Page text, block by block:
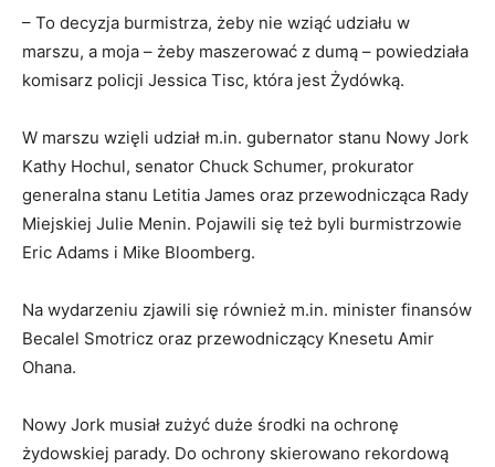
– To decyzja burmistrza, żeby nie wziąć udziału w
marszu, a moja – żeby maszerować z dumą – powiedziała
komisarz policji Jessica Tisc, która jest Żydówką.
W marszu wzięli udział m.in. gubernator stanu Nowy Jork
Kathy Hochul, senator Chuck Schumer, prokurator
generalna stanu Letitia James oraz przewodnicząca Rady
Miejskiej Julie Menin. Pojawili się też byli burmistrzowie
Eric Adams i Mike Bloomberg.
Na wydarzeniu zjawili się również m.in. minister finansów
Becalel Smotricz oraz przewodniczący Knesetu Amir
Ohana.
Nowy Jork musiał zużyć duże środki na ochronę
żydowskiej parady. Do ochrony skierowano rekordową